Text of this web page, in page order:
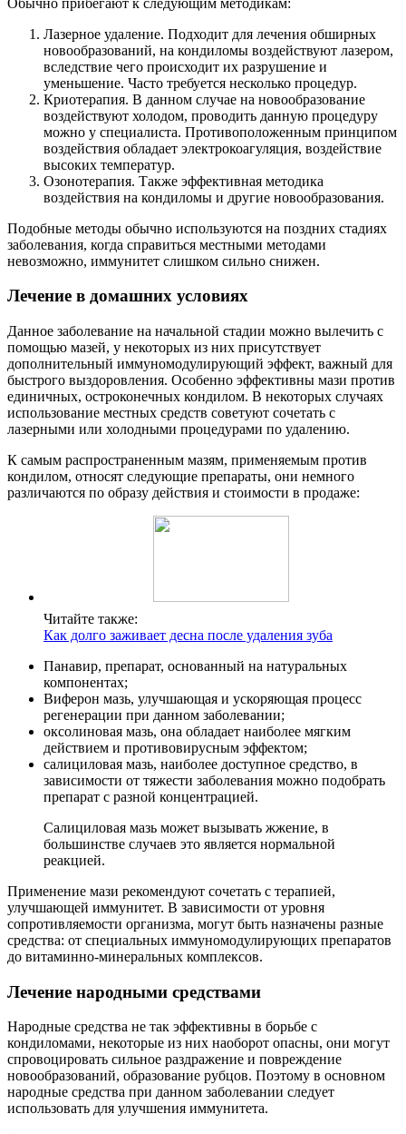
Лазерное удаление. Подходит для лечения обширных
новообразований, на кондиломы воздействуют лазером,
вследствие чего происходит их разрушение и
уменьшение. Часто требуется несколько процедур.
Криотерапия. В данном случае на новообразование
воздействуют холодом, проводить данную процедуру
можно у специалиста. Противоположенным принципом
воздействия обладает электрокоагуляция, воздействие
высоких температур.
Озонотерапия. Также эффективная методика
воздействия на кондиломы и другие новообразования.
Подобные методы обычно используются на поздних стадиях
заболевания, когда справиться местными методами
невозможно, иммунитет слишком сильно снижен.
Лечение в домашних условиях
Данное заболевание на начальной стадии можно вылечить с
помощью мазей, у некоторых из них присутствует
дополнительный иммуномодулирующий эффект, важный для
быстрого выздоровления. Особенно эффективны мази против
единичных, остроконечных кондилом. В некоторых случаях
использование местных средств советуют сочетать с
лазерными или холодными процедурами по удалению.
К самым распространенным мазям, применяемым против
кондилом, относят следующие препараты, они немного
различаются по образу действия и стоимости в продаже:
Читайте также:
Как долго заживает десна после удаления зуба
Панавир, препарат, основанный на натуральных
компонентах;
Виферон мазь, улучшающая и ускоряющая процесс
регенерации при данном заболевании;
оксолиновая мазь, она обладает наиболее мягким
действием и противовирусным эффектом;
салициловая мазь, наиболее доступное средство, в
зависимости от тяжести заболевания можно подобрать
препарат с разной концентрацией.
Салициловая мазь может вызывать жжение, в
большинстве случаев это является нормальной
реакцией.
Применение мази рекомендуют сочетать с терапией,
улучшающей иммунитет. В зависимости от уровня
сопротивляемости организма, могут быть назначены разные
средства: от специальных иммуномодулирующих препаратов
до витаминно-минеральных комплексов.
Лечение народными средствами
Народные средства не так эффективны в борьбе с
кондиломами, некоторые из них наоборот опасны, они могут
спровоцировать сильное раздражение и повреждение
новообразований, образование рубцов. Поэтому в основном
народные средства при данном заболевании следует
использовать для улучшения иммунитета.